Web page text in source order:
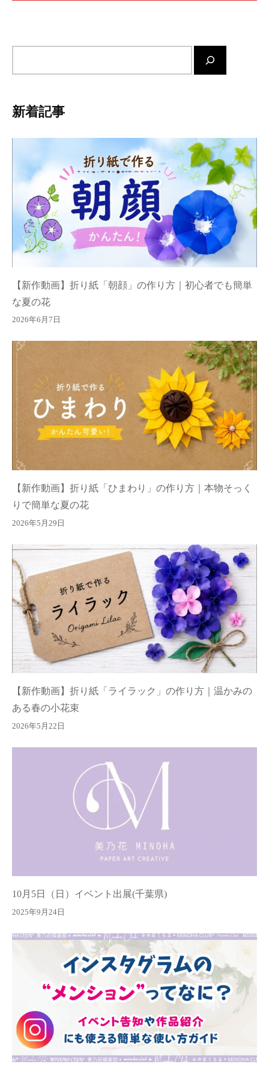
内
検
索
新着記事
【新作動画】折り紙「朝顔」の作り方｜初心者でも簡単
な夏の花
2026年6月7日
【新作動画】折り紙「ひまわり」の作り方｜本物そっく
りで簡単な夏の花
2026年5月29日
【新作動画】折り紙「ライラック」の作り方｜温かみの
ある春の小花束
2026年5月22日
10月5日（日）イベント出展(千葉県)
2025年9月24日